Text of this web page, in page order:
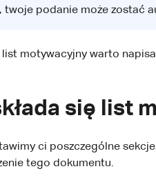
twoje podanie może zostać
list motywacyjny warto
się list
ci poszczególne
tego dokumentu.